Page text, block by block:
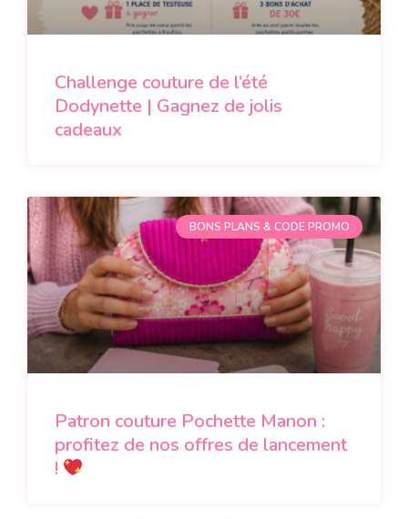
Challenge couture de l’été
Dodynette | Gagnez de jolis
cadeaux
BONS PLANS & CODE PROMO
Patron couture Pochette Manon :
profitez de nos offres de lancement
!